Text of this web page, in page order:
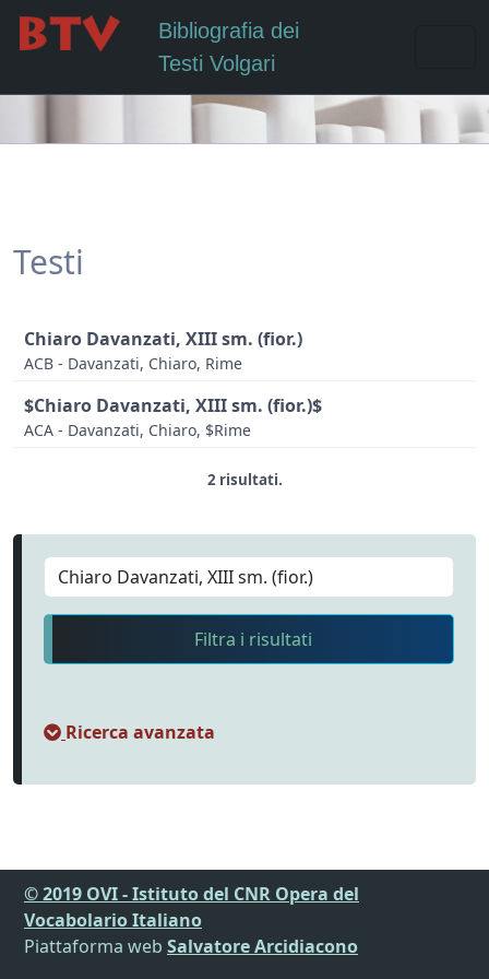
Bibliografia dei
Testi Volgari
Testi
Chiaro Davanzati, XIII sm. (fior.)
ACB - Davanzati, Chiaro, Rime
$Chiaro Davanzati, XIII sm. (fior.)$
ACA - Davanzati, Chiaro, $Rime
2 risultati.
Filtra i risultati
Ricerca avanzata
© 2019 OVI - Istituto del CNR Opera del
Vocabolario Italiano
Piattaforma web Salvatore Arcidiacono